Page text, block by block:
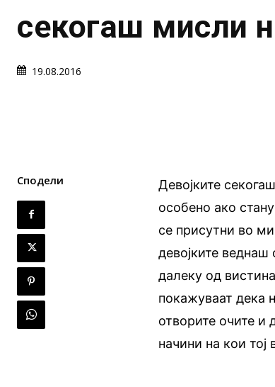
секогаш мисли
19.08.2016
Сподели
Девојките
особено ако
се присутни во
девојките веднаш
далеку од
покажуваат дека
отворите очите и
начини на кои